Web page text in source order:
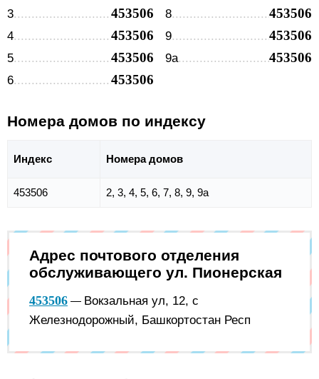
3 453506
4 453506
5 453506
6 453506
8 453506
9 453506
9а 453506
Номера домов по индексу
Индекс Номера домов
453506 2, 3, 4, 5, 6, 7, 8, 9, 9а
Адрес почтового отделения
обслуживающего ул. Пионерская
453506 — Вокзальная ул, 12, с
Железнодорожный, Башкортостан Респ